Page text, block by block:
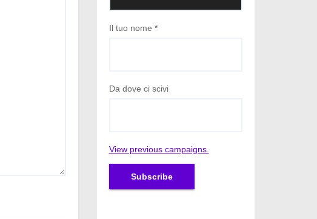
Il tuo nome *
Da dove ci scivi
View previous campaigns.